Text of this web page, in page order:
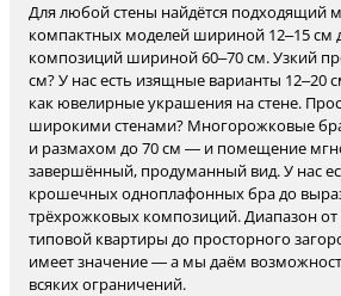
Для любой стены найдётся подходящий
компактных моделей шириной 12–15 см
композиций шириной 60–70 см. Узкий
см? У нас есть изящные варианты 12–20
как ювелирные украшения на стене.
широкими стенами? Многорожковые
и размахом до 70 см — и помещение
завершённый, продуманный вид. У нас
крошечных одноплафонных бра до
трёхрожковых композиций. Диапазон от
типовой квартиры до просторного
имеет значение — а мы даём
всяких ограничений.